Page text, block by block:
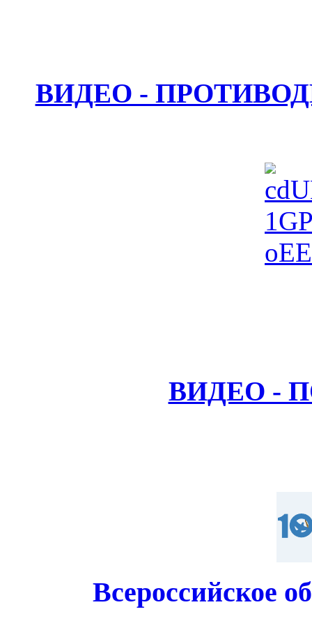
ВИДЕО -
ВИДЕО -
Всероссийское